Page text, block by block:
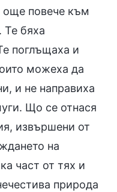
още повече към
Те бяха
поглъщаха и
можеха да
и не направиха
Що се отнася
извършени от
на
част от тях и
природа